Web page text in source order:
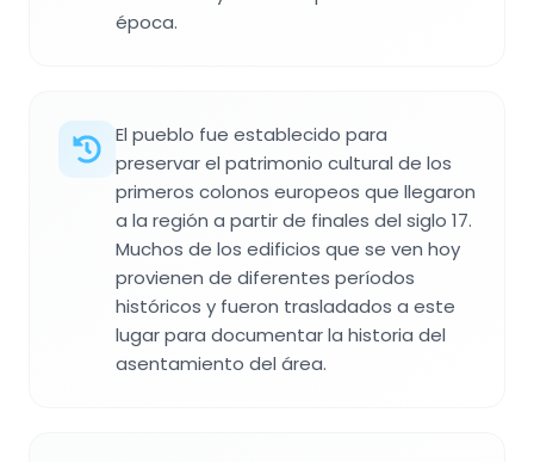
época.
El pueblo fue establecido para
preservar el patrimonio cultural de los
primeros colonos europeos que llegaron
a la región a partir de finales del siglo 17.
Muchos de los edificios que se ven hoy
provienen de diferentes períodos
históricos y fueron trasladados a este
lugar para documentar la historia del
asentamiento del área.